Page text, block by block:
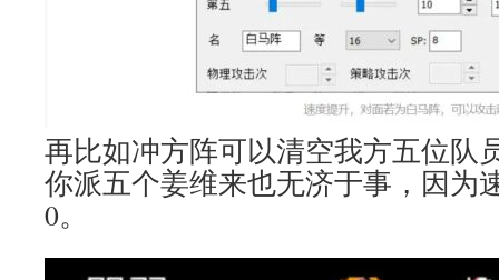
再比如冲方阵可以清空我方五位队
你派五个姜维来也无济于事，因为
0。